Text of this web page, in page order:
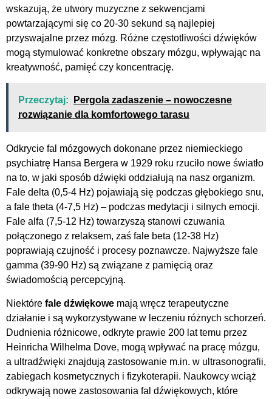
wskazują, że utwory muzyczne z sekwencjami
powtarzającymi się co 20-30 sekund są najlepiej
przyswajalne przez mózg. Różne częstotliwości dźwięków
mogą stymulować konkretne obszary mózgu, wpływając na
kreatywność, pamięć czy koncentrację.
Przeczytaj:
Pergola zadaszenie – nowoczesne
rozwiązanie dla komfortowego tarasu
Odkrycie fal mózgowych dokonane przez niemieckiego
psychiatrę Hansa Bergera w 1929 roku rzuciło nowe światło
na to, w jaki sposób dźwięki oddziałują na nasz organizm.
Fale delta (0,5-4 Hz) pojawiają się podczas głębokiego snu,
a fale theta (4-7,5 Hz) – podczas medytacji i silnych emocji.
Fale alfa (7,5-12 Hz) towarzyszą stanowi czuwania
połączonego z relaksem, zaś fale beta (12-38 Hz)
poprawiają czujność i procesy poznawcze. Najwyższe fale
gamma (39-90 Hz) są związane z pamięcią oraz
świadomością percepcyjną.
Niektóre fale dźwiękowe mają wręcz terapeutyczne
działanie i są wykorzystywane w leczeniu różnych schorzeń.
Dudnienia różnicowe, odkryte prawie 200 lat temu przez
Heinricha Wilhelma Dove, mogą wpływać na pracę mózgu,
a ultradźwięki znajdują zastosowanie m.in. w ultrasonografii,
zabiegach kosmetycznych i fizykoterapii. Naukowcy wciąż
odkrywają nowe zastosowania fal dźwiękowych, które